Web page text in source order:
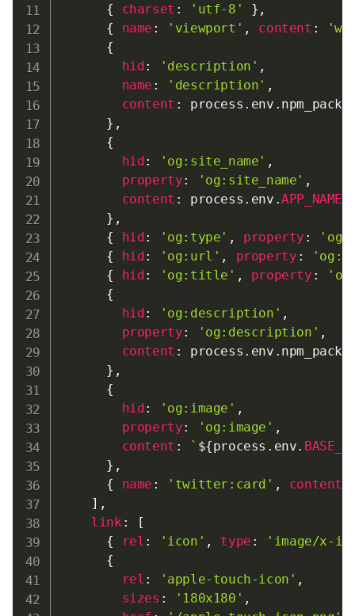
{
charset : 'utf-8' } ,
{
name : 'viewport' , content :
{
hid: 'description' ,
name : 'description' ,
content : process . env .
} ,
{
hid: 'og:site_name' ,
property: 'og:site_name' ,
content : process . env .APP_NAME
} ,
{
hid: 'og:type' , property :
{
hid: 'og:url' , property :
{
hid: 'og:title' , property :
{
hid: 'og:description' ,
property: 'og:description' ,
content : process . env .
} ,
{
hid: 'og:image' ,
property: 'og:image' ,
content : ` ${process . env.
} ,
{
name : 'twitter:card' , content
] ,
link :
[
{
rel : 'icon' , type :
'image/x-
{
rel : 'apple-touch-icon' ,
sizes : '180x180' ,